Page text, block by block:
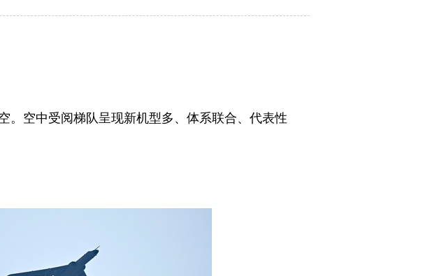
空中受阅梯队呈现新机型多、体系联合、代表性